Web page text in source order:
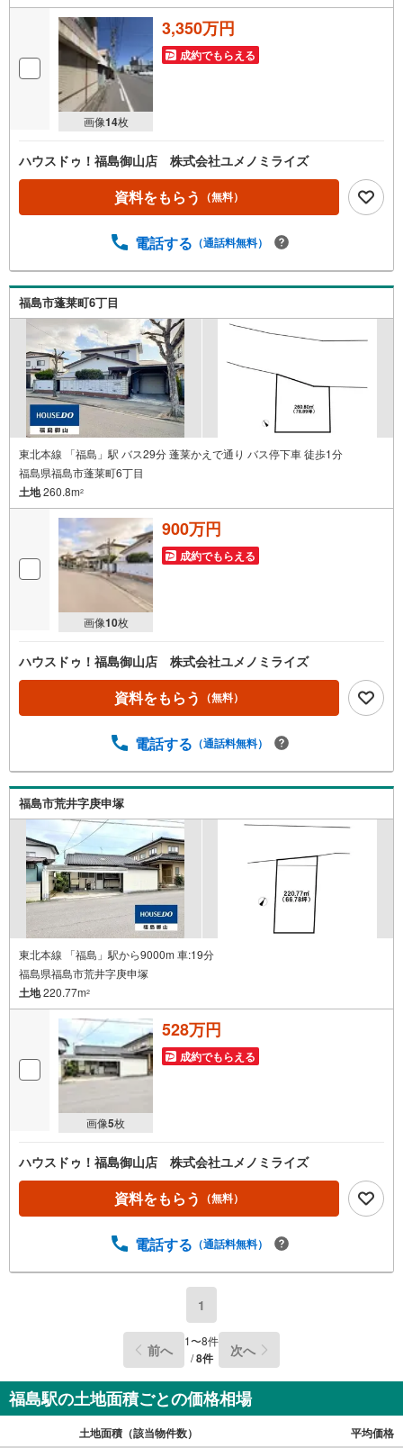
画像14枚
3,350万円
成約でもらえる
ハウスドゥ！福島御山店 株式会社ユメノミライズ
資料をもらう （無料）
電話する （通話料無料）
福島市蓬莱町6丁目
東北本線 「福島」駅 バス29分 蓬莱かえで通り バス停下車 徒歩1分
福島県福島市蓬莱町6丁目
土地260.8m2
画像10枚
900万円
成約でもらえる
ハウスドゥ！福島御山店 株式会社ユメノミライズ
資料をもらう （無料）
電話する （通話料無料）
福島市荒井字庚申塚
東北本線 「福島」駅から9000m 車:19分
福島県福島市荒井字庚申塚
土地220.77m2
画像5枚
528万円
成約でもらえる
ハウスドゥ！福島御山店 株式会社ユメノミライズ
資料をもらう （無料）
電話する （通話料無料）
1
前へ 1〜8件
/8件 次へ
福島駅の土地面積ごとの価格相場
土地面積（該当物件数） 平均価格